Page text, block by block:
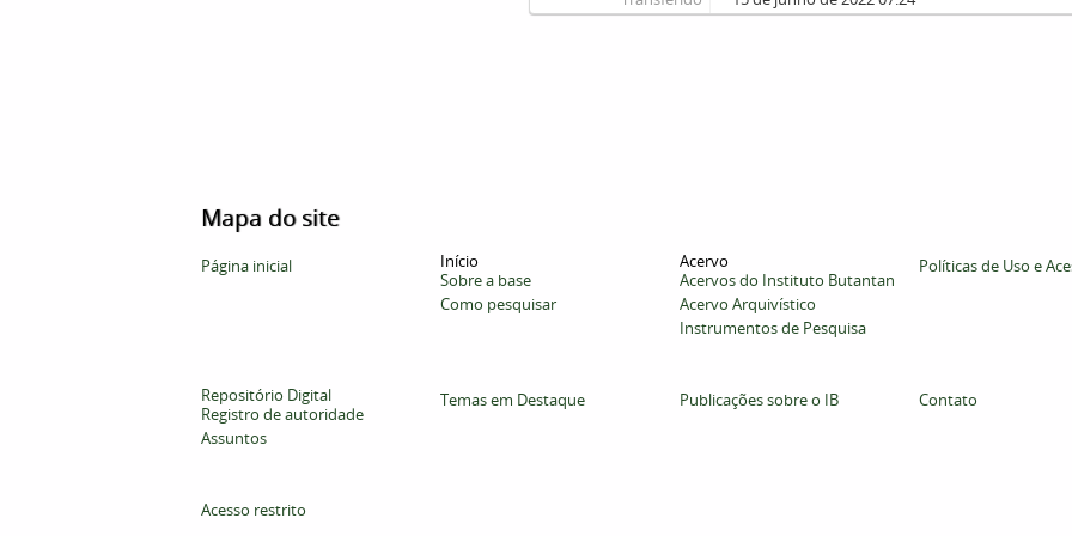
Mapa do site
Página inicial
Início
Sobre a base
Como pesquisar
Acervo
Acervos do Instituto Butantan
Acervo Arquivístico
Instrumentos de Pesquisa
Políticas de Uso e
Repositório Digital
Registro de autoridade
Assuntos
Temas em Destaque Publicações sobre o IB Contato
Acesso restrito